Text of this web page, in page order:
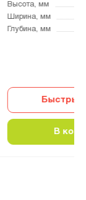
Высота, мм
Ширина, мм
Глубина, мм
Быстрый
В